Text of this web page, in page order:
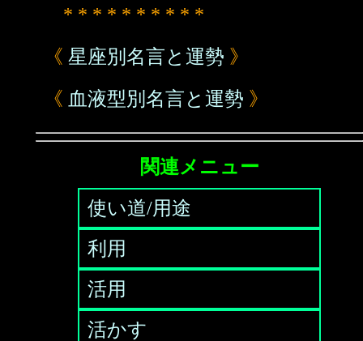
* * * * * * * * * *
《 星座別名言と運勢 》
《 血液型別名言と運勢 》
関連メニュー
使い道/用途
利用
活用
活かす